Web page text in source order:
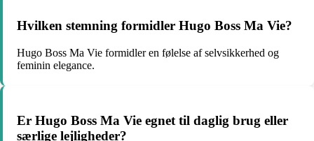
Hvilken stemning formidler Hugo Boss Ma Vie?
Hugo Boss Ma Vie formidler en følelse af selvsikkerhed og
feminin elegance.
Er Hugo Boss Ma Vie egnet til daglig brug eller
særlige lejligheder?